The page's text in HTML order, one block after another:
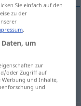
RADIO
Sie einfach auf den
zu der
.
um
zur
oder Zugriff auf
und Inhalte,
und